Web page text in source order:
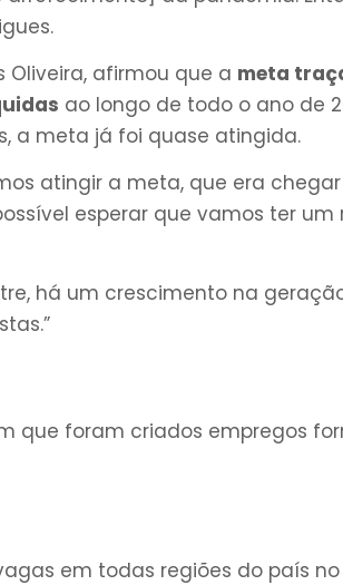
Oliveira, afirmou que a meta
ao longo de todo o ano de
a meta já foi quase atingida.
atingir a meta, que era
esperar que vamos ter
há um crescimento na
que foram criados empregos
em todas regiões do país